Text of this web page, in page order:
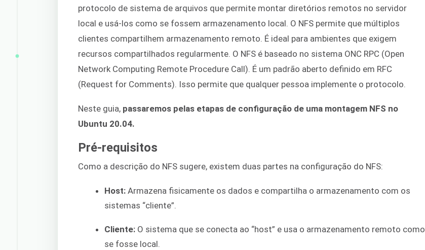
protocolo de sistema de arquivos que permite montar diretórios remotos no servidor
local e usá-los como se fossem armazenamento local. O NFS permite que múltiplos
clientes compartilhem armazenamento remoto. É ideal para ambientes que exigem
recursos compartilhados regularmente. O NFS é baseado no sistema ONC RPC (Open
Network Computing Remote Procedure Call). É um padrão aberto definido em RFC
(Request for Comments). Isso permite que qualquer pessoa implemente o protocolo.
Neste guia, passaremos pelas etapas de configuração de uma montagem NFS no
Ubuntu 20.04.
Pré-requisitos
Como a descrição do NFS sugere, existem duas partes na configuração do NFS:
Host: Armazena fisicamente os dados e compartilha o armazenamento com os
sistemas “cliente”.
Cliente: O sistema que se conecta ao “host” e usa o armazenamento remoto como
se fosse local.